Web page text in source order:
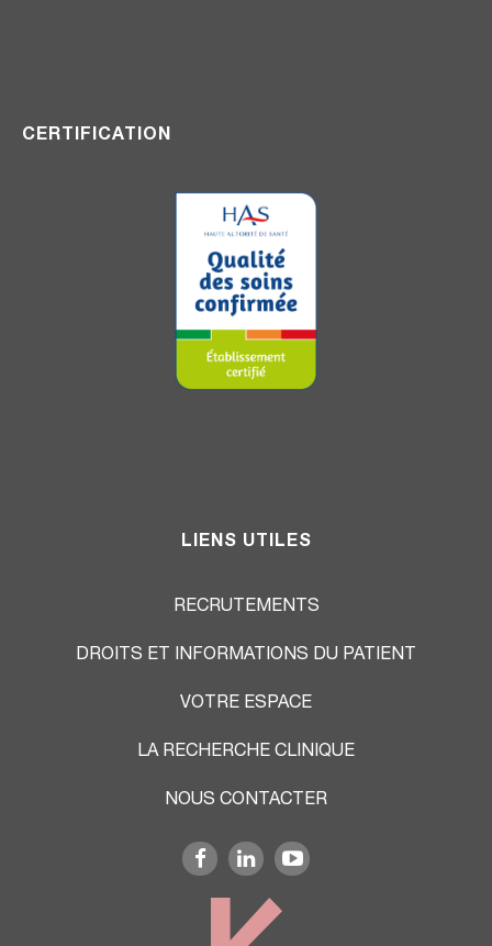
CERTIFICATION
LIENS UTILES
RECRUTEMENTS
DROITS ET INFORMATIONS DU PATIENT
VOTRE ESPACE
LA RECHERCHE CLINIQUE
NOUS CONTACTER